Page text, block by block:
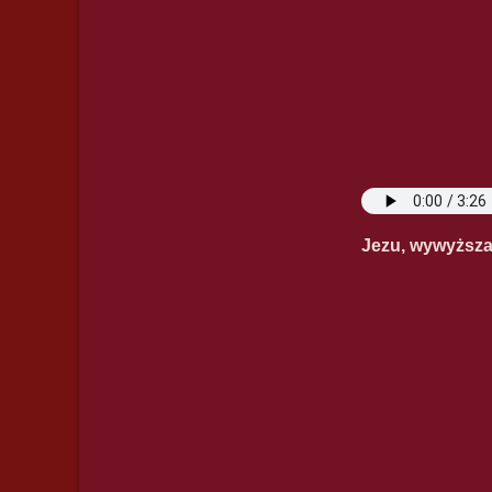
Jezu,